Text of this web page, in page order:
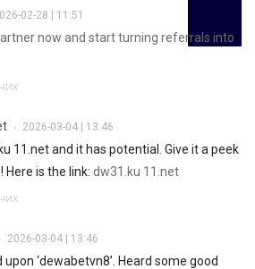
02-28 | 11:51
now and start turning referrals into
• 2026-03-04 | 13:46
11.net and it has potential. Give it a peek
is the link: dw31.ku 11.net
• 2026-03-04 | 13:46
‘dewabetvn8’. Heard some good